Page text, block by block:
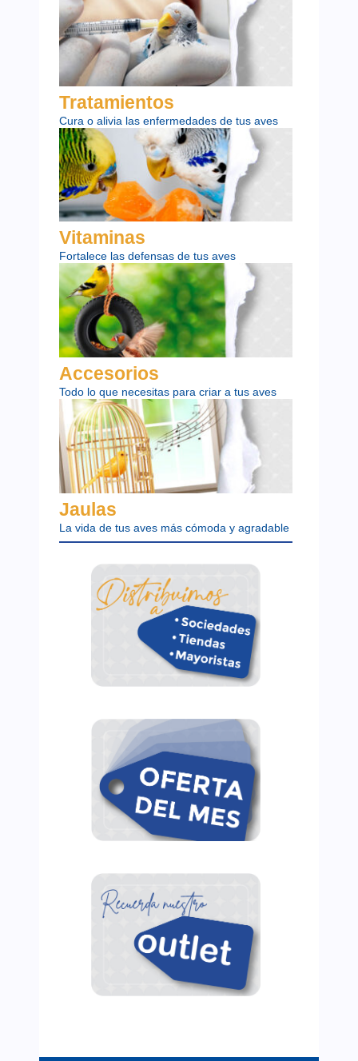
Tratamientos
Cura o alivia las enfermedades de tus aves
Vitaminas
Fortalece las defensas de tus aves
Accesorios
Todo lo que necesitas para criar a tus aves
Jaulas
La vida de tus aves más cómoda y agradable